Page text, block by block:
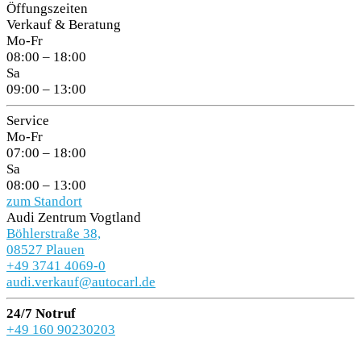
Öffungszeiten
Verkauf & Beratung
Mo-Fr
08:00 – 18:00
Sa
09:00 – 13:00
Service
Mo-Fr
07:00 – 18:00
Sa
08:00 – 13:00
zum Standort
Audi Zentrum Vogtland
Böhlerstraße 38,
08527 Plauen
+49 3741 4069-0
audi.verkauf@autocarl.de
24/7 Notruf
+49 160 90230203